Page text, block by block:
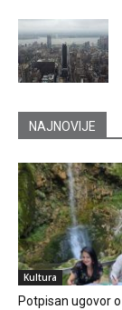
NAJNOVIJE
Kultura
Potpisan ugovor o